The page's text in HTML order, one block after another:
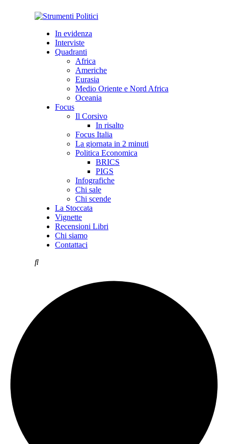
In evidenza
Interviste
Quadranti
Africa
Americhe
Eurasia
Medio Oriente e Nord Africa
Oceania
Focus
Il Corsivo
In risalto
Focus Italia
La giornata in 2 minuti
Politica Economica
BRICS
PIGS
Infografiche
Chi sale
Chi scende
La Stoccata
Vignette
Recensioni Libri
Chi siamo
Contattaci